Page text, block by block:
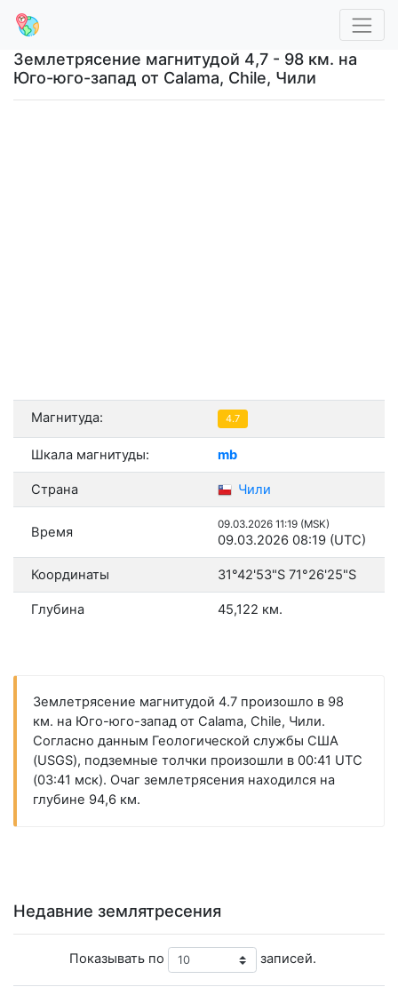
Землетрясение магнитудой 4,7 - 98 км. на
Юго-юго-запад от Calama, Chile, Чили
Магнитуда: 4.7
Шкала магнитуды: mb
Страна Чили
Время 09.03.2026 11:19 (MSK)
09.03.2026 08:19 (UTC)
Координаты 31°42'53"S 71°26'25"S
Глубина 45,122 км.
Землетрясение магнитудой 4.7 произошло в 98
км. на Юго-юго-запад от Calama, Chile, Чили.
Согласно данным Геологической службы США
(USGS), подземные толчки произошли в 00:41 UTC
(03:41 мск). Очаг землетрясения находился на
глубине 94,6 км.
Недавние землятресения
Показывать по записей.